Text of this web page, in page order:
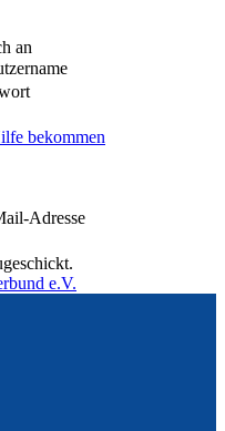
an
bekommen
Adresse
e.V.